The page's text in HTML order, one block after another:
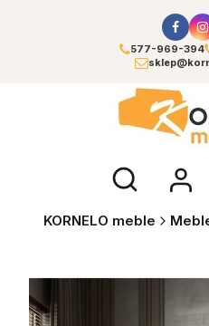
577-969-394
Otwórz
KORNELO meble